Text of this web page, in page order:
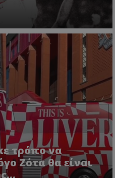
τρόπο να
Ζότα θα είναι